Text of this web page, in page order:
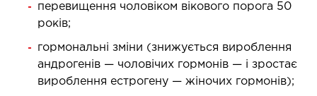
вух
І ЛОР-ХІРУРГІЯ
перевищення чоловіком вікового порога 50
років;
гормональні зміни (знижується вироблення
андрогенів — чоловічих гормонів — і зростає
вироблення естрогену — жіночих гормонів);